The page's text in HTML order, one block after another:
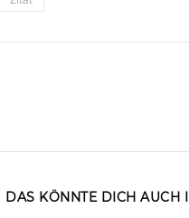
DAS KÖNNTE DICH AUCH